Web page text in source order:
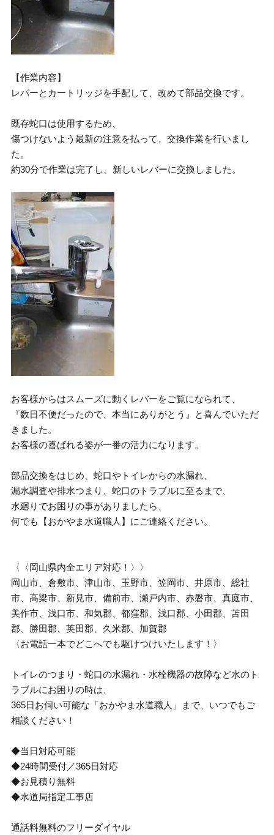
【作業内容】
レバーとカートリッジを手配して、改めて部品交換です。
既存蛇口は使用するため、
傷つけないよう最新の注意を払って、交換作業を行いまし
た。
約30分で作業は完了し、新しいレバーに交換しました。
お客様からはスムーズに動くレバーをご覧になられて、
『数日不便だったので、本当にありがとう』と喜んでいただ
きました。
お客様の喜ばれる姿が一番の活力になります。
部品交換をはじめ、蛇口やトイレからの水漏れ、
漏水調査や排水つまり、蛇口のトラブルに至るまで、
水廻りでお困りの事がありましたら、
何でも【おかやま水道職人】にご連絡ください。
〈〈岡山県内全エリア対応！〉〉
岡山市、倉敷市、津山市、玉野市、笠岡市、井原市、総社
市、高梁市、新見市、備前市、瀬戸内市、赤磐市、真庭市、
美作市、浅口市、和気郡、都窪郡、浅口郡、小田郡、苫田
郡、勝田郡、英田郡、久米郡、加賀郡
〈お電話一本でどこへでも駆けつけいたします！〉
トイレのつまり・蛇口の水漏れ・水栓機器の故障など水のト
ラブルにお困りの時は、
365日お伺い可能な「おかやま水道職人」まで、いつでもご
相談ください！
◆当日対応可能
◆24時間受付／365日対応
◆お見積り無料
◆水道局指定工事店
通話料無料のフリーダイヤル